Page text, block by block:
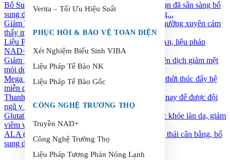
Verita – Tối Ưu Hiệu Suất
PHỤC HỒI & BẢO VỆ TOÀN DIỆN
Xét Nghiệm Biểu Sinh VIBA
Liệu Pháp Tế Bào NK
Liệu Pháp Tế Bào Gốc
CÔNG NGHỆ TRƯỜNG THỌ
Truyền NAD+
Công Nghệ Trường Thọ
Liệu Pháp Tương Phản Nóng Lạnh
Bổ Sung Vitamin Tổng Hợp (Myers’ Cocktail)
Bạn đã sẵn sàng bổ
sung dưỡng chất thiết yếu và hỗ trợ sức sống hàng...
Giảm Triệu Chứng Say Nhanh Chóng
Nếu bạn thường xuyên cảm
thấy mệt mỏi, mất nước, nặng nề hoặc đầu óc...
Liệu Pháp Truyền NAD+
Tại Verita Health Hội An, liệu pháp
NAD+ được thực hiện bởi đội ngũ...
Giảm Mệt Mỏi Do Lệch Múi Giờ
Liệu pháp truyền dịch giảm mệt
mỏi do lệch múi giờ của chúng tôi kết...
Mega C Tăng cường và nuôi dưỡng cơ thể, đồng thời thúc đẩy hệ
miễn dịch.
Thanh Lọc Gan
Bạn hãy địch lịch hẹn ngay hôm nay để được đội
ngũ y tế chúng tôi tư...
Glutathione
Chống lại các gốc tự do, cải thiện sức khỏe làn da, giảm
viêm và tăng...
ALA (Axit Alpha-Lipoic)
Đưa cơ thể trở về trạng thái cân bằng, bổ
sung dưỡng chất cần thiết...